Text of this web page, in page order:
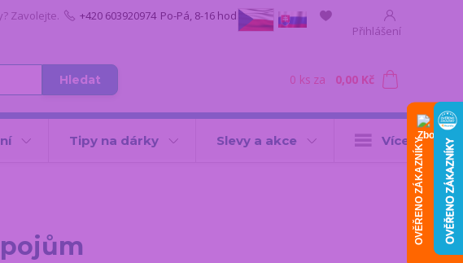
Přihlášení
Hledat
Zavolejte. +420 603920974 Po-Pá, 8-16 hod.
0 ks za 0,00 Kč
Tipy na dárky Slevy a akce Více OVĚŘENO ZÁKAZNÍKY